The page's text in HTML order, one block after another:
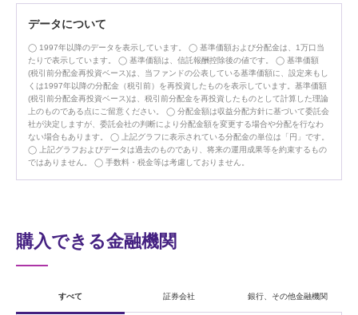
データについて
1997年以降のデータを表示しています。
基準価額および分配金は、1万口当
たりで表示しています。
基準価額は、信託報酬控除後の値です。
基準価額
(税引前分配金再投資ベース)は、当ファンドの公表している基準価額に、設定来もし
くは1997年以降の分配金（税引前）を再投資したものを表示しています。基準価額
(税引前分配金再投資ベース)は、税引前分配金を再投資したものとして計算した理論
上のものである点にご留意ください。
分配金額は収益分配方針に基づいて委託会
社が決定しますが、委託会社の判断により分配金額を変更する場合や分配を行なわ
ない場合もあります。
上記グラフに表示されている分配金の単位は「円」です。
上記グラフおよびデータは過去のものであり、将来の運用成果等を約束するもの
ではありません。
手数料・税金等は考慮しておりません。
購入できる金融機関
すべて 証券会社 銀行、その他金融機関